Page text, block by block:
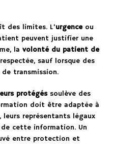
des limites. L’urgenceou
peuvent justifier une
la volonté du patient de
sauf lorsque des
transmission.
protégéssoulève des
doit être adaptée à
leurs représentants légaux
cette information. Un
entre protection et